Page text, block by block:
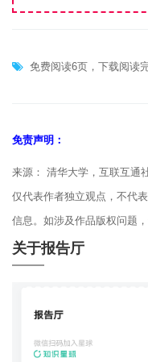
免费阅读6页，下载阅读
免责声明：
来源： 清华大学，互联互通
仅代表作者独立观点，不代
信息。如涉及作品版权问题
关于报告厅